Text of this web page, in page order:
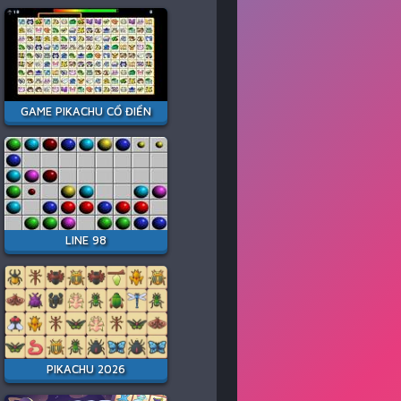
GAME PIKACHU CỔ ĐIỂN
LINE 98
PIKACHU 2026